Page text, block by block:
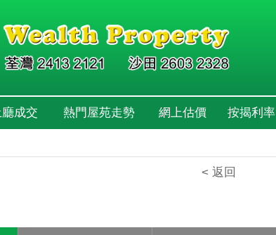
廳成交 熱門屋苑走勢 網上估價 按揭利率
< 返回